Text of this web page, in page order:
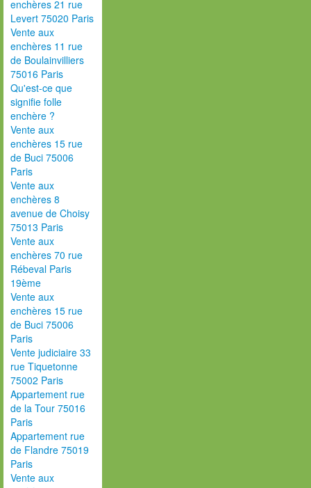
enchères 21 rue
Levert 75020 Paris
Vente aux
enchères 11 rue
de Boulainvilliers
75016 Paris
Qu'est-ce que
signifie folle
enchère ?
Vente aux
enchères 15 rue
de Buci 75006
Paris
Vente aux
enchères 8
avenue de Choisy
75013 Paris
Vente aux
enchères 70 rue
Rébeval Paris
19ème
Vente aux
enchères 15 rue
de Buci 75006
Paris
Vente judiciaire 33
rue Tiquetonne
75002 Paris
Appartement rue
de la Tour 75016
Paris
Appartement rue
de Flandre 75019
Paris
Vente aux